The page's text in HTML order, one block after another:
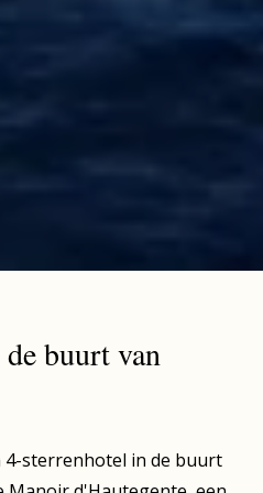
buurt van
4-sterrenhotel in de buurt